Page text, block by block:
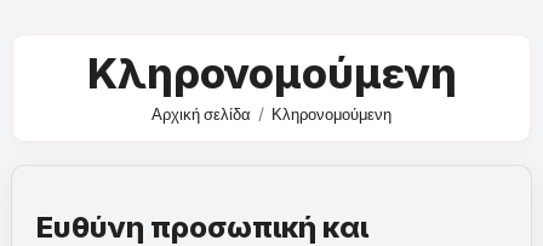
Κληρονομούμενη
Αρχική σελίδα Κληρονομούμενη
Ευθύνη προσωπική και